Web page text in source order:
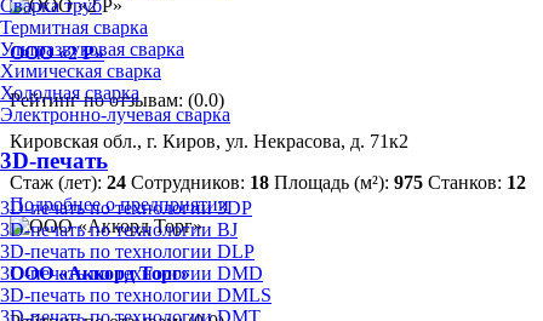
Сварка труб
Термитная сварка
Ультразвуковая сварка
Химическая сварка
Холодная сварка
Электронно-лучевая сварка
3D-печать
3D-печать по технологии 3DP
3D-печать по технологии BJ
3D-печать по технологии DLP
3D-печать по технологии DMD
3D-печать по технологии DMLS
3D-печать по технологии DMT
ООО «2 Р»
Рейтинг по отзывам: (0.0)
Кировская обл., г. Киров, ул. Некрасова, д. 71к2
Стаж (лет): 24 Сотрудников: 18 Площадь (м²): 975 Станков: 12
Подробнее о предприятии
ООО «Аккорд Торг»